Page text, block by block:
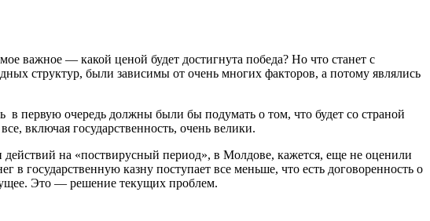
важное — какой ценой будет достигнута победа? Но что станет с
структур, были зависимы от очень многих факторов, а потому являлись
первую очередь должны были бы подумать о том, что будет со страной
включая государственность, очень велики.
на «поствирусный период», в Молдове, кажется, еще не оценили
государственную казну поступает все меньше, что есть договоренность о
Это — решение текущих проблем.